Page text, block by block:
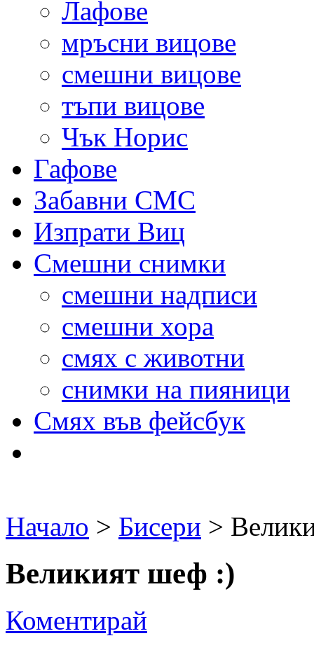
Лафове
мръсни вицове
смешни вицове
тъпи вицове
Чък Норис
Гафове
Забавни СМС
Изпрати Виц
Смешни снимки
смешни надписи
смешни хора
смях с животни
снимки на пияници
Смях във фейсбук
Начало > Бисери >
Великият шеф :)
Коментирай